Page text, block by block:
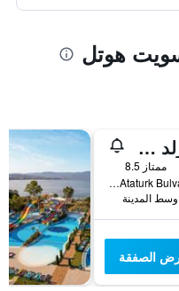
سويت هوتل
إيليت وورلد كوساداسي
ممتاز 8.5
Turkmen Mah. Ataturk Bulvari 3.Sok. No:2, كوساداسي, تركيا
الصفقة